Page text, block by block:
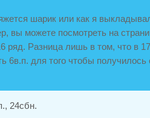
шарик или как я
вы можете посмотреть на
ряд. Разница лишь в том, что в
6в.п. для того чтобы получилось
24сбн.